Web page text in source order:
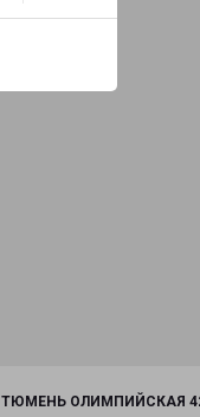
ТЮМЕНЬ ОЛИМПИЙСКАЯ